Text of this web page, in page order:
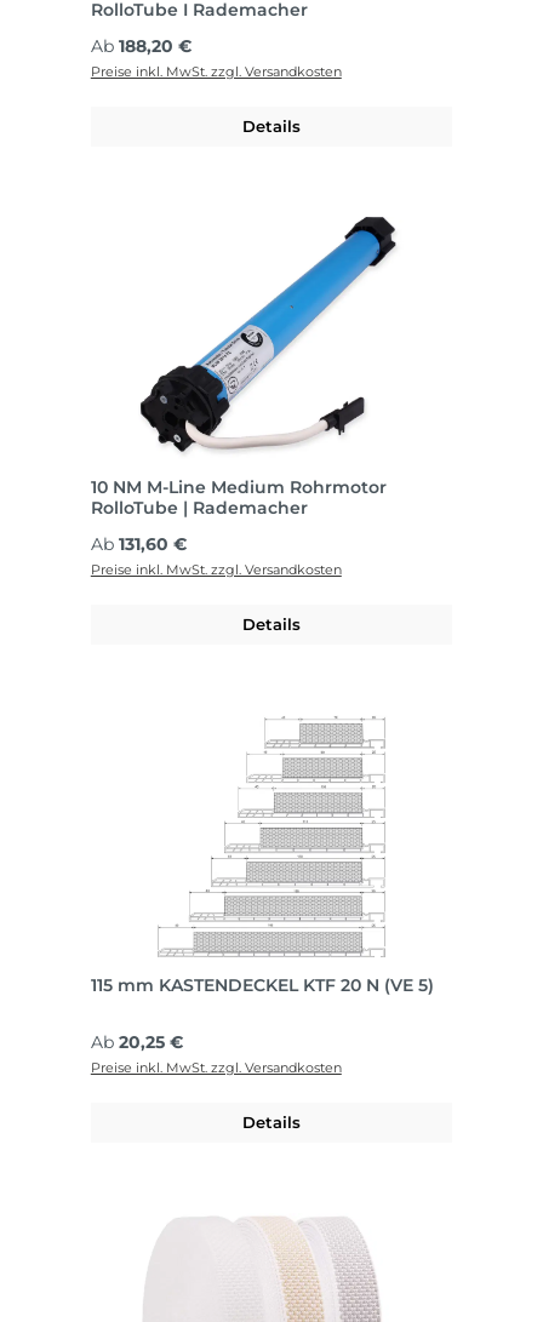
RolloTube I Rademacher
Regulärer Preis:
Ab 188,20 €
Preise inkl. MwSt. zzgl. Versandkosten
Details
10 NM M-Line Medium Rohrmotor
RolloTube | Rademacher
Regulärer Preis:
Ab 131,60 €
Preise inkl. MwSt. zzgl. Versandkosten
Details
115 mm KASTENDECKEL KTF 20 N (VE 5)
Regulärer Preis:
Ab 20,25 €
Preise inkl. MwSt. zzgl. Versandkosten
Details